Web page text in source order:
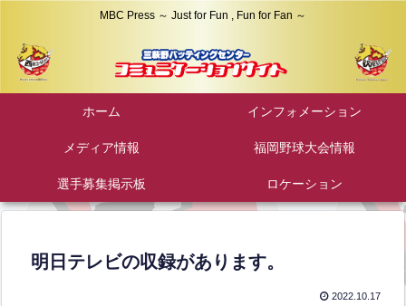
MBC Press ～ Just for Fun , Fun for Fan ～
ホーム インフォメーション
メディア情報 福岡野球大会情報
選手募集掲示板 ロケーション
明日テレビの収録があります。
2022.10.17